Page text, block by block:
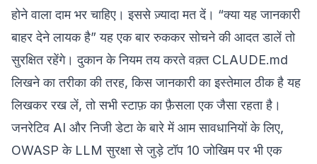
होने वाला दाम भर चाहिए। इससे ज़्यादा मत दें। “क्या यह जानकारी
बाहर देने लायक है” यह एक बार रुककर सोचने की आदत डालें तो
सुरक्षित रहेंगे। दुकान के नियम तय करते वक़्त CLAUDE.md
लिखने का तरीकाकी तरह, किस जानकारी का इस्तेमाल ठीक है यह
लिखकर रख लें, तो सभी स्टाफ़ का फ़ैसला एक जैसा रहता है।
जनरेटिव AI और निजी डेटा के बारे में आम सावधानियों के लिए,
OWASP के LLM सुरक्षा से जुड़े टॉप 10 जोखिमपर भी एक